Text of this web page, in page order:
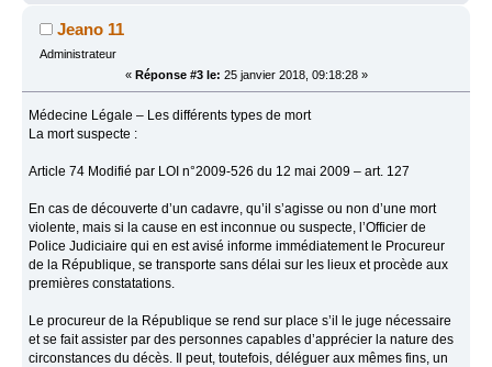
Jeano 11
Administrateur
« Réponse #3 le: 25 janvier 2018, 09:18:28 »
Médecine Légale – Les différents types de mort
La mort suspecte :
Article 74 Modifié par LOI n°2009-526 du 12 mai 2009 – art. 127
En cas de découverte d’un cadavre, qu’il s’agisse ou non d’une mort
violente, mais si la cause en est inconnue ou suspecte, l’Officier de
Police Judiciaire qui en est avisé informe immédiatement le Procureur
de la République, se transporte sans délai sur les lieux et procède aux
premières constatations.
Le procureur de la République se rend sur place s’il le juge nécessaire
et se fait assister par des personnes capables d’apprécier la nature des
circonstances du décès. Il peut, toutefois, déléguer aux mêmes fins, un